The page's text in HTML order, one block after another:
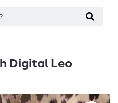
Digital Leo